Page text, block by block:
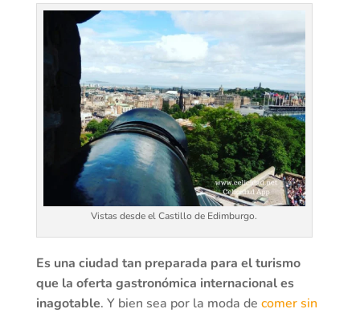
Vistas desde el Castillo de Edimburgo.
Es una ciudad tan preparada para el turismo
que la oferta gastronómica internacional es
inagotable. Y bien sea por la moda de comer sin